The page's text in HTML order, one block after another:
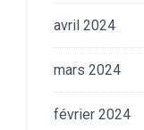
avril 2024
mars 2024
février 2024